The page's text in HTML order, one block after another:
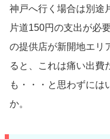
神戸へ行く場合は別途
片道150円の支出が必
の提供店が新開地エリ
ると、これは痛い出費
も・・・と思わずには
か。